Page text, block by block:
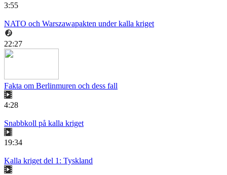
3:55
NATO och Warszawapakten under kalla kriget
22:27
Fakta om Berlinmuren och dess fall
4:28
Snabbkoll på kalla kriget
19:34
Kalla kriget del 1: Tyskland